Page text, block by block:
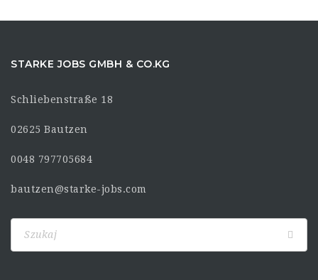
STARKE JOBS GMBH & CO.KG
Schliebenstraße 18
02625 Bautzen
0048 797705684
bautzen@starke-jobs.com